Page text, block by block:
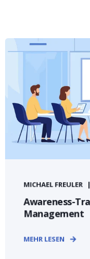
MICHAEL FREULER
Awareness-
Management
MEHR LESEN